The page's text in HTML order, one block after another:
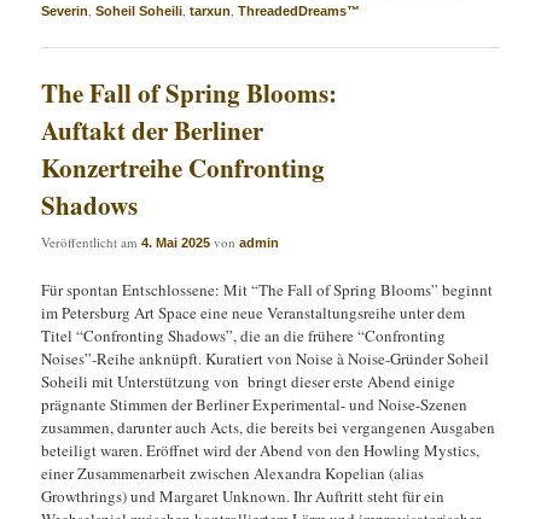
Severin,Soheil Soheili,tarxun,ThreadedDreams™
The Fall of Spring Blooms:
Auftakt der Berliner
Konzertreihe Confronting
Shadows
Veröffentlicht am4. Mai 2025 vonadmin
Für spontan Entschlossene: Mit “The Fall of Spring Blooms” beginnt
im Petersburg Art Space eine neue Veranstaltungsreihe unter dem
Titel “Confronting Shadows”, die an die frühere “Confronting
Noises”-Reihe anknüpft. Kuratiert von Noise à Noise-Gründer Soheil
Soheili mit Unterstützung von bringt dieser erste Abend einige
prägnante Stimmen der Berliner Experimental- und Noise-Szenen
zusammen, darunter auch Acts, die bereits bei vergangenen Ausgaben
beteiligt waren. Eröffnet wird der Abend von den Howling Mystics,
einer Zusammenarbeit zwischen Alexandra Kopelian (alias
Growthrings) und Margaret Unknown. Ihr Auftritt steht für ein